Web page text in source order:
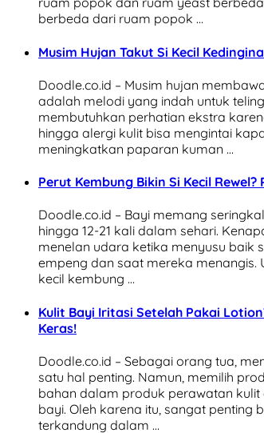
berbeda dari ruam popok …
Musim Hujan Takut Si Kecil
Doodle.co.id – Musim hujan
adalah melodi yang indah untuk
membutuhkan perhatian ekstra
hingga alergi kulit bisa mengintai
meningkatkan paparan kuman …
Perut Kembung Bikin Si Kecil
Doodle.co.id – Bayi memang
hingga 12-21 kali dalam sehari.
menelan udara ketika menyusu baik
empeng dan saat mereka
kecil kembung …
Kulit Bayi Iritasi Setelah Pakai
Keras!
Doodle.co.id – Sebagai orang tua,
satu hal penting. Namun, memilih
bahan dalam produk perawatan
bayi. Oleh karena itu, sangat
terkandung dalam …